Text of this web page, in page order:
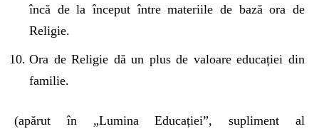
încă de la început între materiile de bază ora de
Religie.
Ora de Religie dă un plus de valoare educației din
familie.
(apărut în „Lumina Educației”, supliment al